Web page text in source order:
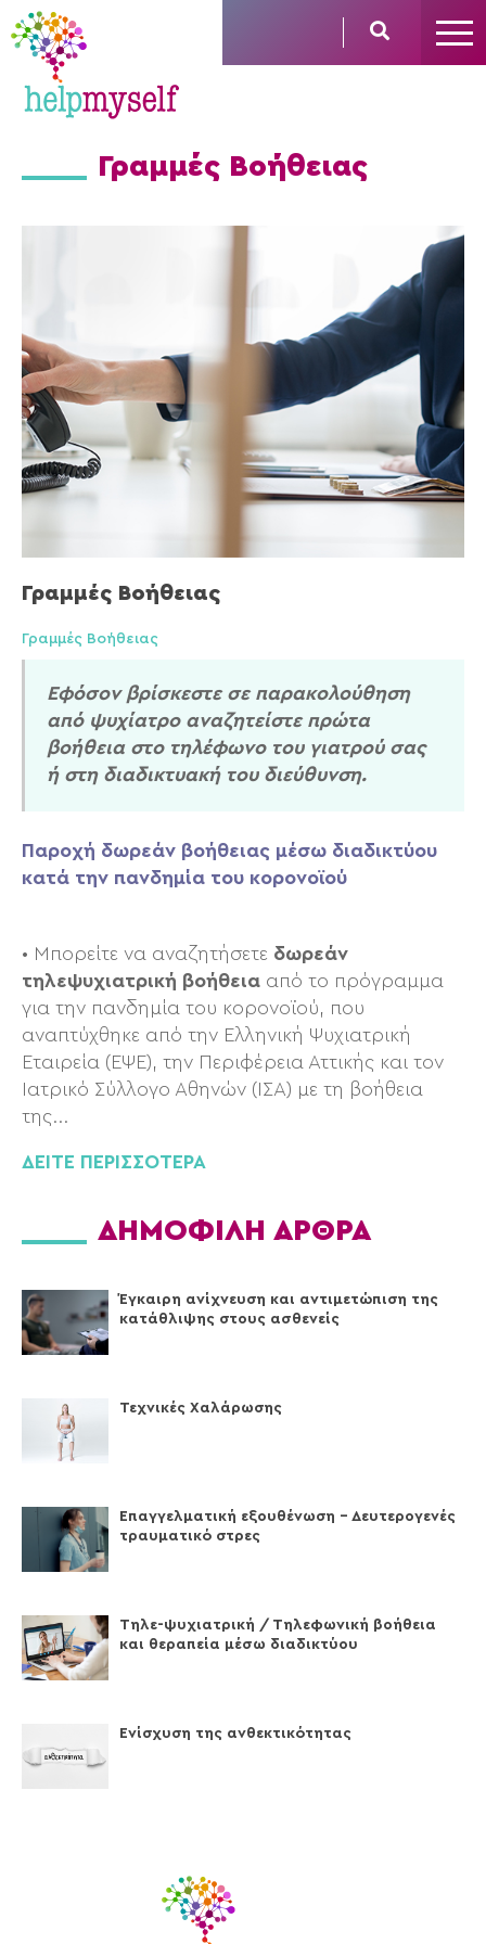
Γραμμές Βοήθειας
Γραμμές Βοήθειας
Γραμμές Βοήθειας
Εφόσον βρίσκεστε σε παρακολούθηση
από ψυχίατρο αναζητείστε πρώτα
βοήθεια στο τηλέφωνο του γιατρού σας
ή στη διαδικτυακή του διεύθυνση.
Παροχή δωρεάν βοήθειας μέσω διαδικτύου
κατά την πανδημία του κορονοϊού
• Μπορείτε να αναζητήσετε δωρεάν
τηλεψυχιατρική βοήθεια από το πρόγραμμα
για την πανδημία του κορονοϊού, που
αναπτύχθηκε από την Ελληνική Ψυχιατρική
Εταιρεία (ΕΨΕ), την Περιφέρεια Αττικής και τον
Ιατρικό Σύλλογο Αθηνών (ΙΣΑ) με τη βοήθεια
της...
ΔΕΙΤΕ ΠΕΡΙΣΣΟΤΕΡΑ
ΔΗΜΟΦΙΛΗ ΑΡΘΡΑ
Έγκαιρη ανίχνευση και αντιμετώπιση της
κατάθλιψης στους ασθενείς
Τεχνικές Xαλάρωσης
Επαγγελματική εξουθένωση – Δευτερογενές
τραυματικό στρες
Τηλε-ψυχιατρική / Τηλεφωνική βοήθεια
και θεραπεία μέσω διαδικτύου
Ενίσχυση της ανθεκτικότητας